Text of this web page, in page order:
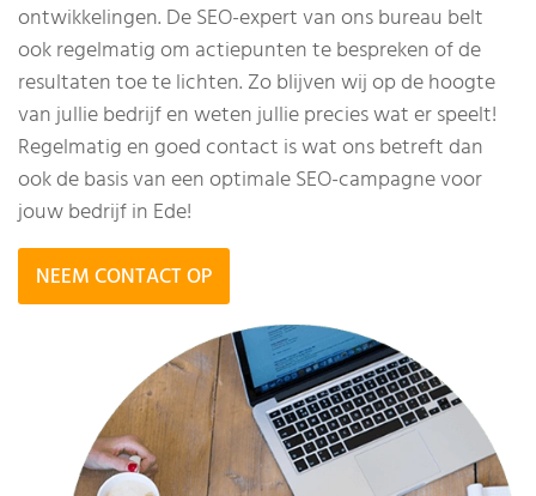
ontwikkelingen. De SEO-expert van ons bureau belt
ook regelmatig om actiepunten te bespreken of de
resultaten toe te lichten. Zo blijven wij op de hoogte
van jullie bedrijf en weten jullie precies wat er speelt!
Regelmatig en goed contact is wat ons betreft dan
ook de basis van een optimale SEO-campagne voor
jouw bedrijf in Ede!
NEEM CONTACT OP